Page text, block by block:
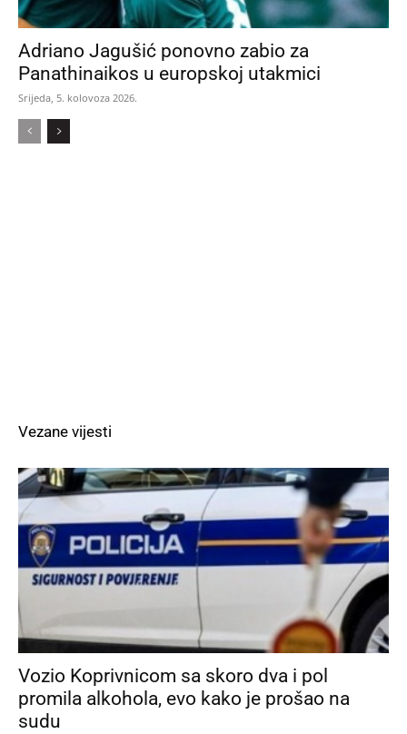
Adriano Jagušić ponovno zabio za
Panathinaikos u europskoj utakmici
Srijeda, 5. kolovoza 2026.
Vezane vijesti
Vozio Koprivnicom sa skoro dva i pol
promila alkohola, evo kako je prošao na
sudu